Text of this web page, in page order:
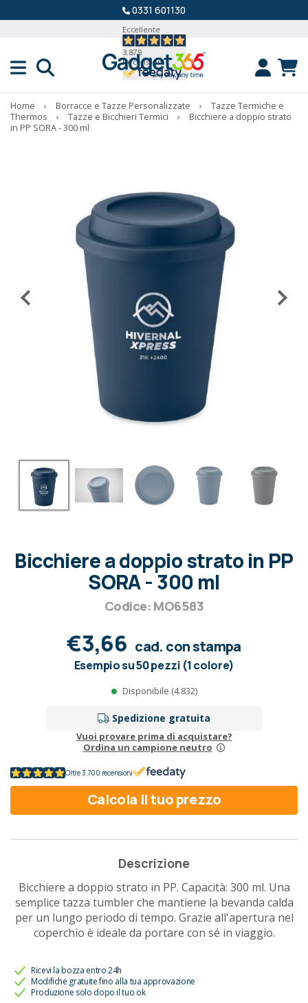
0331 601130
Eccellente
3.879
Recensioni
Home › Borracce e Tazze Personalizzate ›
Tazze Termiche e
Thermos
› Tazze e Bicchieri Termici ›
Bicchiere a doppio strato
in PP SORA - 300 ml
Bicchiere a doppio strato in PP
SORA - 300 ml
Codice: MO6583
€3,66 cad. con stampa
Esempio su 50 pezzi (1 colore)
Disponibile (4.832)
Spedizione gratuita
Vuoi provare prima di acquistare?
Ordina un campione neutro
Oltre 3.700 recensioni
Calcola il tuo prezzo
Descrizione
Bicchiere a doppio strato in PP. Capacità: 300 ml. Una
semplice tazza tumbler che mantiene la bevanda calda
per un lungo periodo di tempo. Grazie all'apertura nel
coperchio è ideale da portare con sé in viaggio.
Ricevi la bozza entro 24h
Modifiche gratuite fino alla tua approvazione
Produzione solo dopo il tuo ok